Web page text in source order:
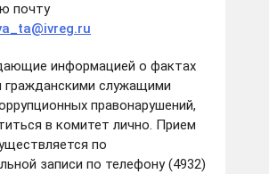
почту
информацией о фактах
гражданскими служащими
правонарушений,
в комитет лично. Прием
по
записи по телефону (4932)